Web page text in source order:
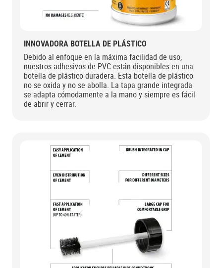
INNOVADORA BOTELLA DE PLÁSTICO
Debido al enfoque en la máxima facilidad de uso,
nuestros adhesivos de PVC están disponibles en una
botella de plástico duradera. Esta botella de plástico
no se oxida y no se abolla. La tapa grande integrada
se adapta cómodamente a la mano y siempre es fácil
de abrir y cerrar.